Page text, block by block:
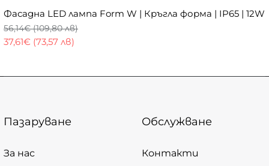
Фасадна LED лампа Form W | Кръгла форма | IP65 | 12W
37,61€ (73,57 лв)
56,14€ (109,80 лв)
Пазаруване
За нас
Обслужване
Контакти